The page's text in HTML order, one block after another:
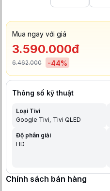
Mua ngay với giá
3.590.000đ
6.462.000 -44%
Thông số kỹ thuật
Loại Tivi
Google Tivi Tivi QLED
Độ phân giải
HD
Chính sách bán hàng